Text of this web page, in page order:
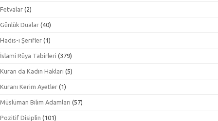
Fetvalar (2)
Günlük Dualar (40)
Hadis-i Şerifler (1)
İslami Rüya Tabirleri (379)
Kuran da Kadın Hakları (5)
Kuranı Kerim Ayetler (1)
Müslüman Bilim Adamları (57)
Pozitif Disiplin (101)